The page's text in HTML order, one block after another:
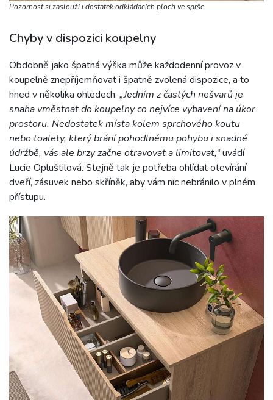
Pozornost si zaslouží i dostatek odkládacích ploch ve sprše
Chyby v dispozici koupelny
Obdobně jako špatná výška může každodenní provoz v
koupelně znepříjemňovat i špatně zvolená dispozice, a to
hned v několika ohledech. „Jedním z častých nešvarů je
snaha vměstnat do koupelny co nejvíce vybavení na úkor
prostoru. Nedostatek místa kolem sprchového koutu
nebo toalety, který brání pohodlnému pohybu i snadné
údržbě, vás ale brzy začne otravovat a limitovat,“uvádí
Lucie Opluštilová. Stejně tak je potřeba ohlídat otevírání
dveří, zásuvek nebo skříněk, aby vám nic nebránilo v plném
přístupu.